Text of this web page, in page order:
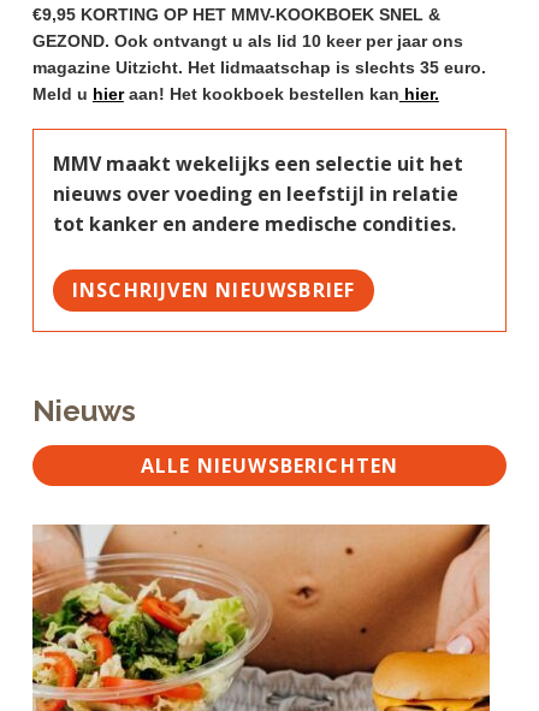
€9,95 KORTING OP HET MMV-KOOKBOEK SNEL &
GEZOND. Ook ontvangt u als lid 10 keer per jaar ons
magazine Uitzicht. Het lidmaatschap is slechts 35 euro.
Meld u hieraan! Het kookboek bestellen kan hier.
MMV maakt wekelijks een selectie uit het
nieuws over voeding en leefstijl in relatie
tot kanker en andere medische condities.
INSCHRIJVEN NIEUWSBRIEF
Nieuws
ALLE NIEUWSBERICHTEN